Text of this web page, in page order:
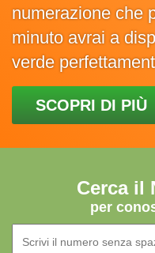
numerazione che
minuto avrai a
verde
SCOPRI DI PIÙ
Cerca il
per